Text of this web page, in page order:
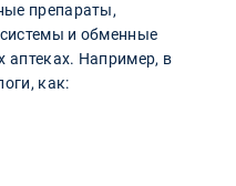
препараты,
и обменные
аптеках. Например, в
как: